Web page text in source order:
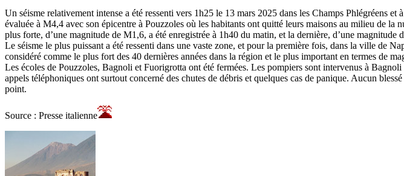
Un séisme relativement intense a été ressenti vers 1h25 le 13 mars 2025 dans les Champs Phlégréens
évaluée à M4,4 avec son épicentre à Pouzzoles où les habitants ont quitté leurs maisons au milieu de
plus forte, d’une magnitude de M1,6, a été enregistrée à 1h40 du matin, et la dernière, d’une magnitude
Le séisme le plus puissant a été ressenti dans une vaste zone, et pour la première fois, dans la ville de
considéré comme le plus fort des 40 dernières années dans la région et le plus important en termes de
Les écoles de Pouzzoles, Bagnoli et Fuorigrotta ont été fermées. Les pompiers sont intervenus à
appels téléphoniques ont surtout concerné des chutes de débris et quelques cas de panique. Aucun
point.
Source : Presse italienne